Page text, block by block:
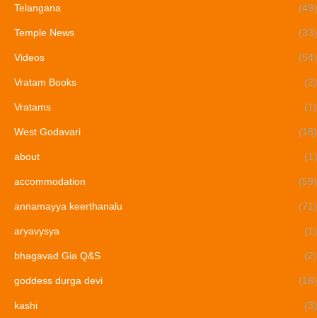
Telangana (49)
Temple News (33)
Videos (54)
Vratam Books (2)
Vratams (1)
West Godavari (18)
about (1)
accommodation (59)
annamayya keerthanalu (71)
aryavysya (1)
bhagavad Gia Q&S (2)
goddess durga devi (18)
kashi (3)